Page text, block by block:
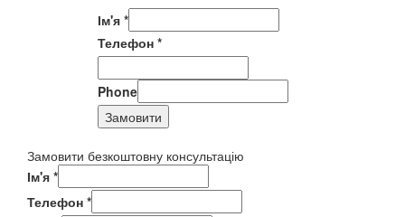
Ім'я *
Телефон *
Phone
Замовити
Замовити безкоштовну консультацію
Ім'я *
Телефон *